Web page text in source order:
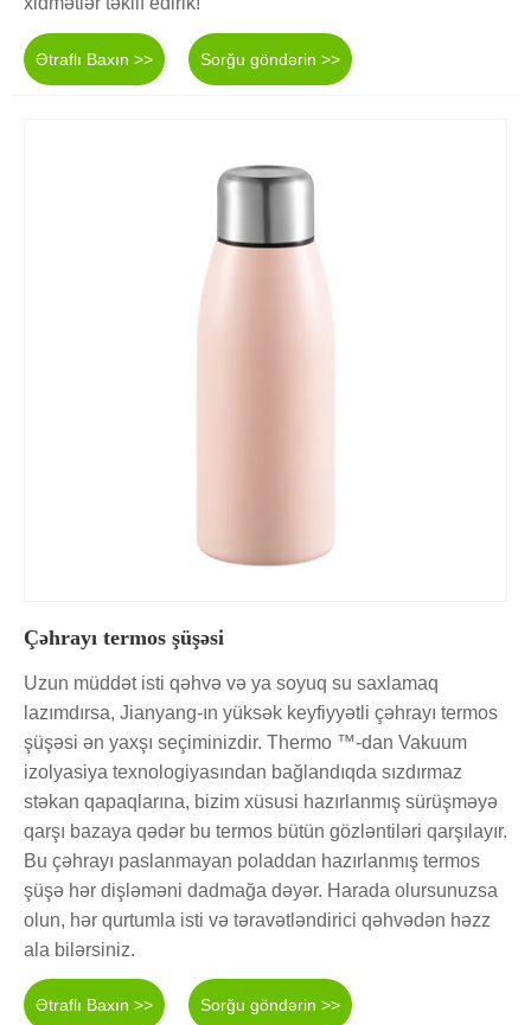
Ətraflı Baxın >> Sorğu göndərin >>
Çəhrayı termos şüşəsi
Uzun müddət isti qəhvə və ya soyuq su saxlamaq
lazımdırsa, Jianyang-ın yüksək keyfiyyətli çəhrayı termos
şüşəsi ən yaxşı seçiminizdir. Thermo ™-dan Vakuum
izolyasiya texnologiyasından bağlandıqda sızdırmaz
stəkan qapaqlarına, bizim xüsusi hazırlanmış sürüşməyə
qarşı bazaya qədər bu termos bütün gözləntiləri qarşılayır.
Bu çəhrayı paslanmayan poladdan hazırlanmış termos
şüşə hər dişləməni dadmağa dəyər. Harada olursunuzsa
olun, hər qurtumla isti və təravətləndirici qəhvədən həzz
ala bilərsiniz.
Ətraflı Baxın >> Sorğu göndərin >>